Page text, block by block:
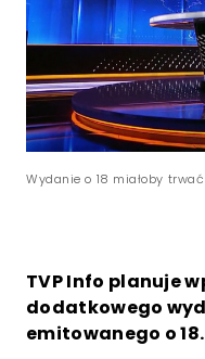
Wydanie o 18 miałoby
TVP Info planuje
dodatkowego
emitowanego o 18.